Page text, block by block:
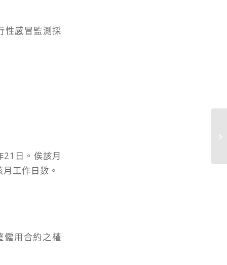
性感冒監測採
日。俟該月
工作日數。
僱用合約之權